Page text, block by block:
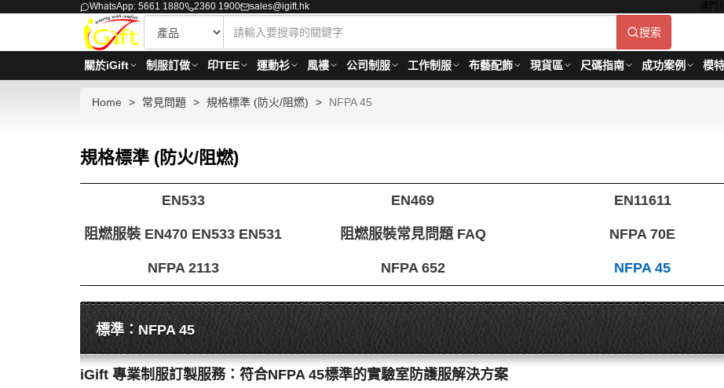
WhatsApp: 5661 1880 2360 1900 sales@igift.hk 澳
搜索
關於iGift 制服訂做 印TEE 運動衫 風褸 公司制服 工作制服 布藝配飾 現貨區 尺碼指南 成功案例 模
Home 常見問題 規格標準 (防火/阻燃) NFPA 45
規格標準 (防火/阻燃)
EN533 EN469 EN11611
阻燃服裝 EN470 EN533 EN531 阻燃服裝常見問題 FAQ NFPA 70E
NFPA 2113 NFPA 652 NFPA 45
標準：NFPA 45
iGift 專業制服訂製服務：符合NFPA 45標準的實驗室防護服解決方案